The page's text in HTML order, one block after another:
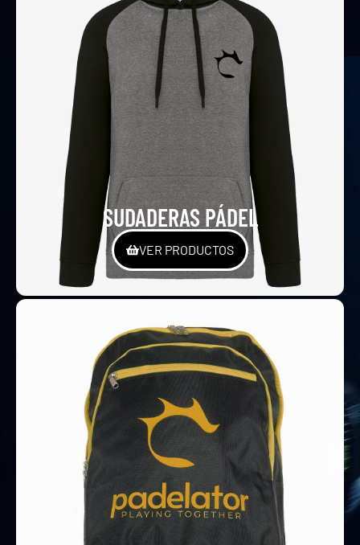
SUDADERAS PÁDEL
VER PRODUCTOS